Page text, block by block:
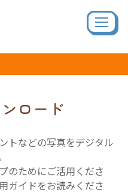
ロード
トなどの写真をデジタル
のためにご活用くださ
ガイドをお読みくださ